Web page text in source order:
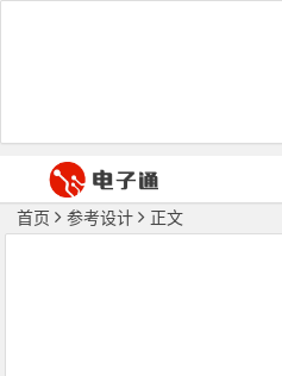
首页 参考设计 正文